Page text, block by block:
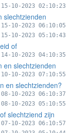
15-10-2023 02:10:23
slechtzienden
15-10-2023 06:10:05
15-10-2023 05:10:43
of
14-10-2023 04:10:35
en slechtzienden
10-10-2023 07:10:55
en slechtzienden?
08-10-2023 06:10:37
08-10-2023 05:10:55
slechtziend zijn
07-10-2023 06:10:57